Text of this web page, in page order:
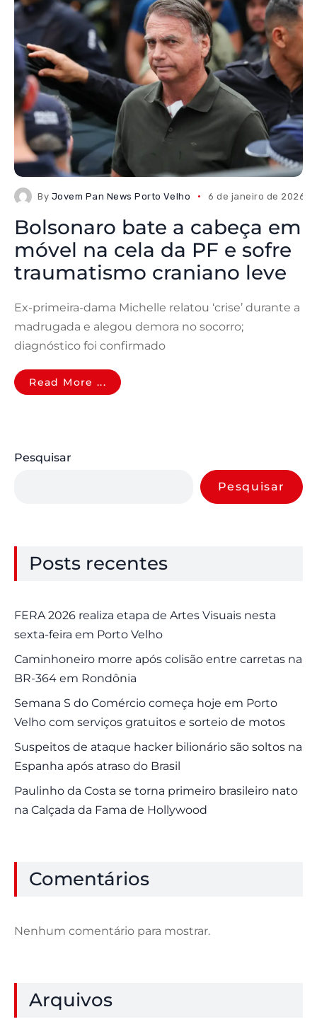
By Jovem Pan News Porto Velho 6 de janeiro de 2026
Bolsonaro bate a cabeça em
móvel na cela da PF e sofre
traumatismo craniano leve
Ex-primeira-dama Michelle relatou ‘crise’ durante a
madrugada e alegou demora no socorro;
diagnóstico foi confirmado
Read More ...
Pesquisar
Pesquisar
Posts recentes
FERA 2026 realiza etapa de Artes Visuais nesta
sexta-feira em Porto Velho
Caminhoneiro morre após colisão entre carretas na
BR-364 em Rondônia
Semana S do Comércio começa hoje em Porto
Velho com serviços gratuitos e sorteio de motos
Suspeitos de ataque hacker bilionário são soltos na
Espanha após atraso do Brasil
Paulinho da Costa se torna primeiro brasileiro nato
na Calçada da Fama de Hollywood
Comentários
Nenhum comentário para mostrar.
Arquivos